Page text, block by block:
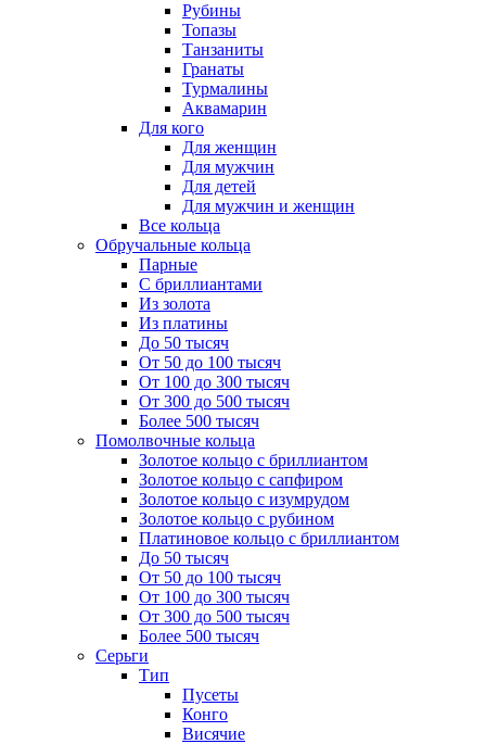
Рубины
Топазы
Танзаниты
Гранаты
Турмалины
Аквамарин
Для кого
Для женщин
Для мужчин
Для детей
Для мужчин и женщин
Все кольца
Обручальные кольца
Парные
С бриллиантами
Из золота
Из платины
До 50 тысяч
От 50 до 100 тысяч
От 100 до 300 тысяч
От 300 до 500 тысяч
Более 500 тысяч
Помолвочные кольца
Золотое кольцо с бриллиантом
Золотое кольцо с сапфиром
Золотое кольцо с изумрудом
Золотое кольцо с рубином
Платиновое кольцо с бриллиантом
До 50 тысяч
От 50 до 100 тысяч
От 100 до 300 тысяч
От 300 до 500 тысяч
Более 500 тысяч
Серьги
Тип
Пусеты
Конго
Висячие